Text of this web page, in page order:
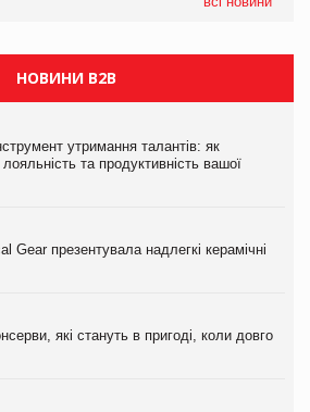
НОВИНИ B2B
утримання талантів: як
та продуктивність вашої
Gear презентувала надлегкі керамічні
які стануть в пригоді, коли довго